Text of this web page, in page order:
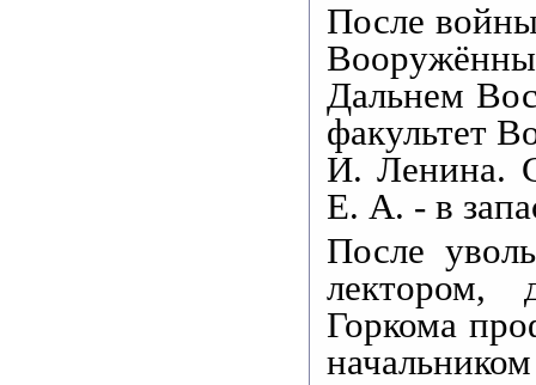
После
Дальнем
факультет
И. Ленина.
Е. А. - в
После
лектором,
Горкома